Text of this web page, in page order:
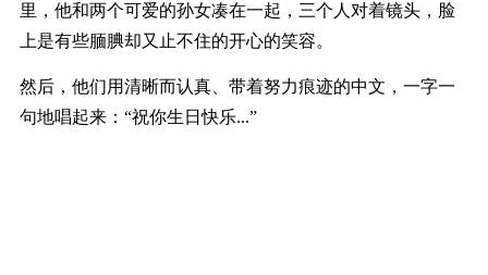
里，他和两个可爱的孙女凑在一起，三个人对着镜头，脸
上是有些腼腆却又止不住的开心的笑容。
然后，他们用清晰而认真、带着努力痕迹的中文，一字一
句地唱起来： “祝你生日快乐...”